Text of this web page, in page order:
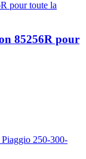
85256R pour